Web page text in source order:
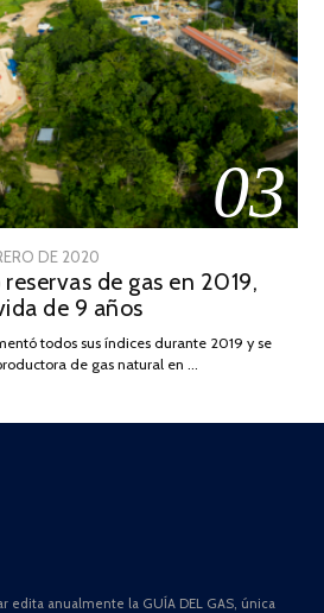
03
DE 2020
DE
JULIO
2025
de gas en 2019,
de 9 años
todos sus índices durante 2019 y se
de gas natural en …
edita anualmente la GUÍA DEL GAS, única